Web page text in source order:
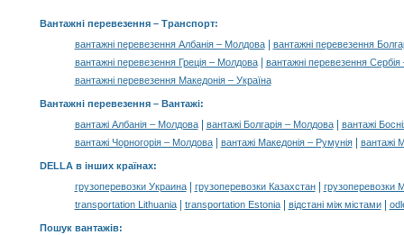
Вантажні перевезення– Транспорт:
вантажні перевезення Албанія – Молдова|
вантажні перевезення
вантажні перевезення Греція – Молдова|
вантажні перевезення
вантажні перевезення Македонія – Україна
Вантажні перевезення – Вантажі:
вантажі Албанія – Молдова| вантажі Болгарія – Молдова|
вантажі
вантажі Чорногорія – Молдова| вантажі Македонія – Румунія| вантажі
DELLA в інших країнах:
грузоперевозки Украина| грузоперевозки Казахстан|
грузоперевозки
transportation Lithuania| transportation Estonia| відстані між містами|
Пошук вантажів: